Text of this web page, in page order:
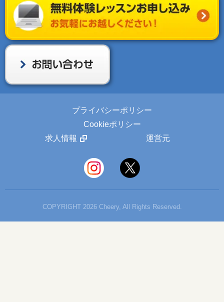
プライバシーポリシー
Cookieポリシー
求人情報
運営元
COPYRIGHT 2026 Cheery, All Rights Reserved.